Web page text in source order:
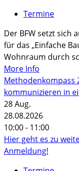
Termine
Der BFW setzt sich
für das „Einfache
Wohnraum durch
More Info
Methodenkompass
kommunizieren in
28Aug.
28.08.2026
10:00 - 11:00
Hier geht es zu
Anmeldung!